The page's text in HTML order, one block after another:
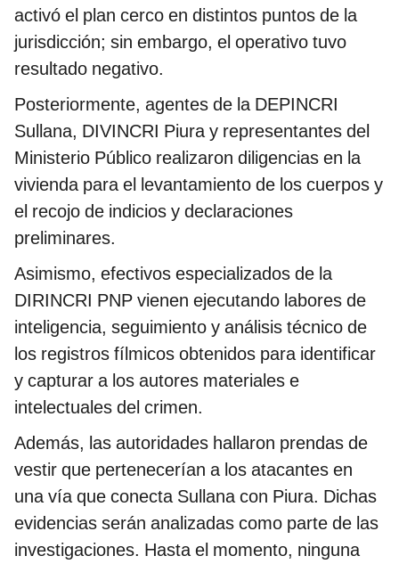
activó el plan cerco en distintos puntos de la
jurisdicción; sin embargo, el operativo tuvo
resultado negativo.
Posteriormente, agentes de la DEPINCRI
Sullana, DIVINCRI Piura y representantes del
Ministerio Público realizaron diligencias en la
vivienda para el levantamiento de los cuerpos y
el recojo de indicios y declaraciones
preliminares.
Asimismo, efectivos especializados de la
DIRINCRI PNP vienen ejecutando labores de
inteligencia, seguimiento y análisis técnico de
los registros fílmicos obtenidos para identificar
y capturar a los autores materiales e
intelectuales del crimen.
Además, las autoridades hallaron prendas de
vestir que pertenecerían a los atacantes en
una vía que conecta Sullana con Piura. Dichas
evidencias serán analizadas como parte de las
investigaciones. Hasta el momento, ninguna